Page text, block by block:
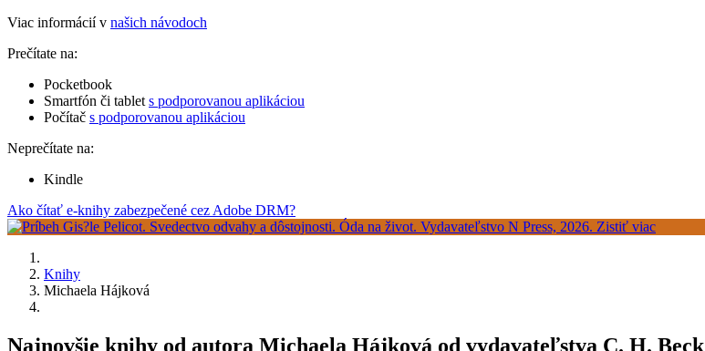
Viac informácií v našich návodoch
Prečítate na:
Pocketbook
Smartfón či tablet s podporovanou aplikáciou
Počítač s podporovanou aplikáciou
Neprečítate na:
Kindle
Ako čítať e-knihy zabezpečené cez Adobe DRM?
Knihy
Michaela Hájková
Najnovšie knihy od autora Michaela Hájková od vydavateľstva C. H. Beck